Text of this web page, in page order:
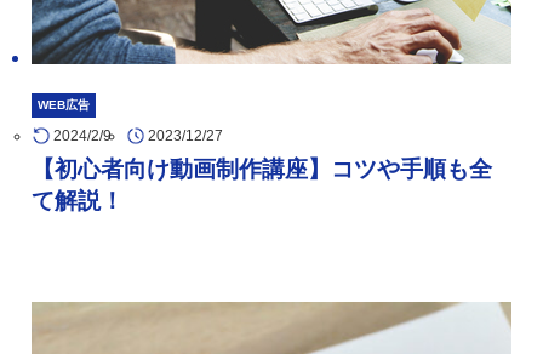
WEB広告
2024/2/9 2023/12/27
【初心者向け動画制作講座】コツや手順も全
て解説！